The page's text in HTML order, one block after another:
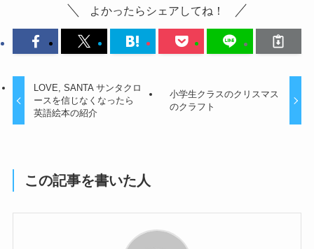
よかったらシェアしてね！
LOVE, SANTA サンタクロ
ースを信じなくなったら
英語絵本の紹介
小学生クラスのクリスマス
のクラフト
この記事を書いた人